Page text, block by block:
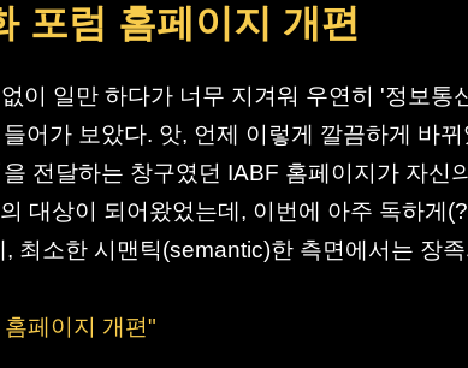
포럼 홈페이지 개편
이 일만 하다가 너무 지겨워 우연히 '정보통
어가 보았다. 앗, 언제 이렇게 깔끔하게 바뀌
전달하는 창구였던 IABF 홈페이지가 자신
대상이 되어왔었는데, 이번에 아주 독하게
최소한 시맨틱(semantic)한 측면에서는 장족
페이지 개편"